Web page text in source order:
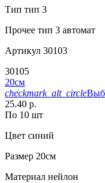
Тип тип 3
Прочее тип 3 автомат
Артикул 30103
30105
20см
checkmark_alt_circle
25.40 р.
По 10 шт
Цвет синий
Размер 20см
Материал нейлон